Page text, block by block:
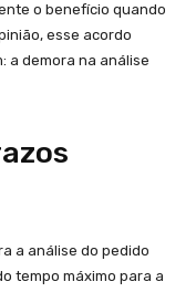
o benefício quando
esse acordo
a demora na análise
a análise do pedido
tempo máximo para a